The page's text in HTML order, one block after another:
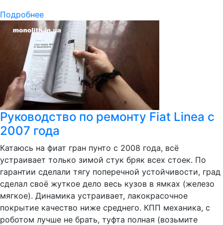
Подробнее
Руководство по ремонту Fiat Linea c
2007 года
Катаюсь на фиат гран пунто с 2008 года, всё
устраивает только зимой стук бряк всех стоек. По
гарантии сделали тягу поперечной устойчивости, град
сделал своё жуткое дело весь кузов в ямках (железо
мягкое). Динамика устраивает, лакокрасочное
покрытие качество ниже среднего. КПП механика, с
роботом лучше не брать, туфта полная (возьмите